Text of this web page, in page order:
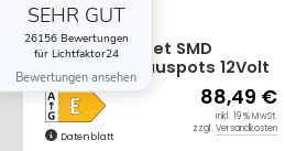
8er Set SMD
Bodeneinbauspots 12Volt
+ 2 x LED Rundtrafo. Für
Laminat, Parkett, Fliesen
usw. Begehbar - IP67.
Abwaschbar.
Datenblatt
88,49 €
inkl. 19 % MwSt.
zzgl. Versandkosten
SEHR GUT
26156 Bewertungen
für Lichtfaktor24
Bewertungen ansehen